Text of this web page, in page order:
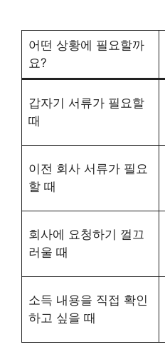
어떤 상황에 필요할까
요?
갑자기 서류가 필요할
때
이전 회사 서류가 필요
할 때
회사에 요청하기 껄끄
러울 때
소득 내용을 직접 확인
하고 싶을 때